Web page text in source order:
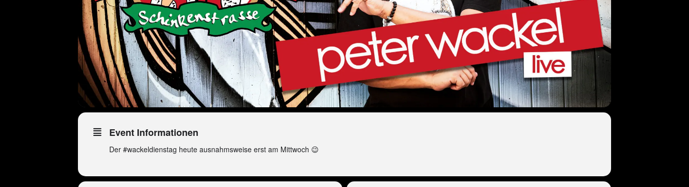
Event Informationen
Der #wackeldienstag heute ausnahmsweise erst am Mittwoch 😉